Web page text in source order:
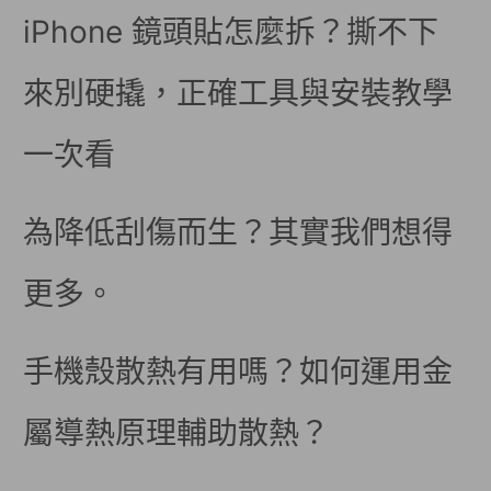
iPhone 鏡頭貼怎麼拆？撕不下
來別硬撬，正確工具與安裝教學
一次看
為降低刮傷而生？其實我們想得
更多。
手機殼散熱有用嗎？如何運用金
屬導熱原理輔助散熱？